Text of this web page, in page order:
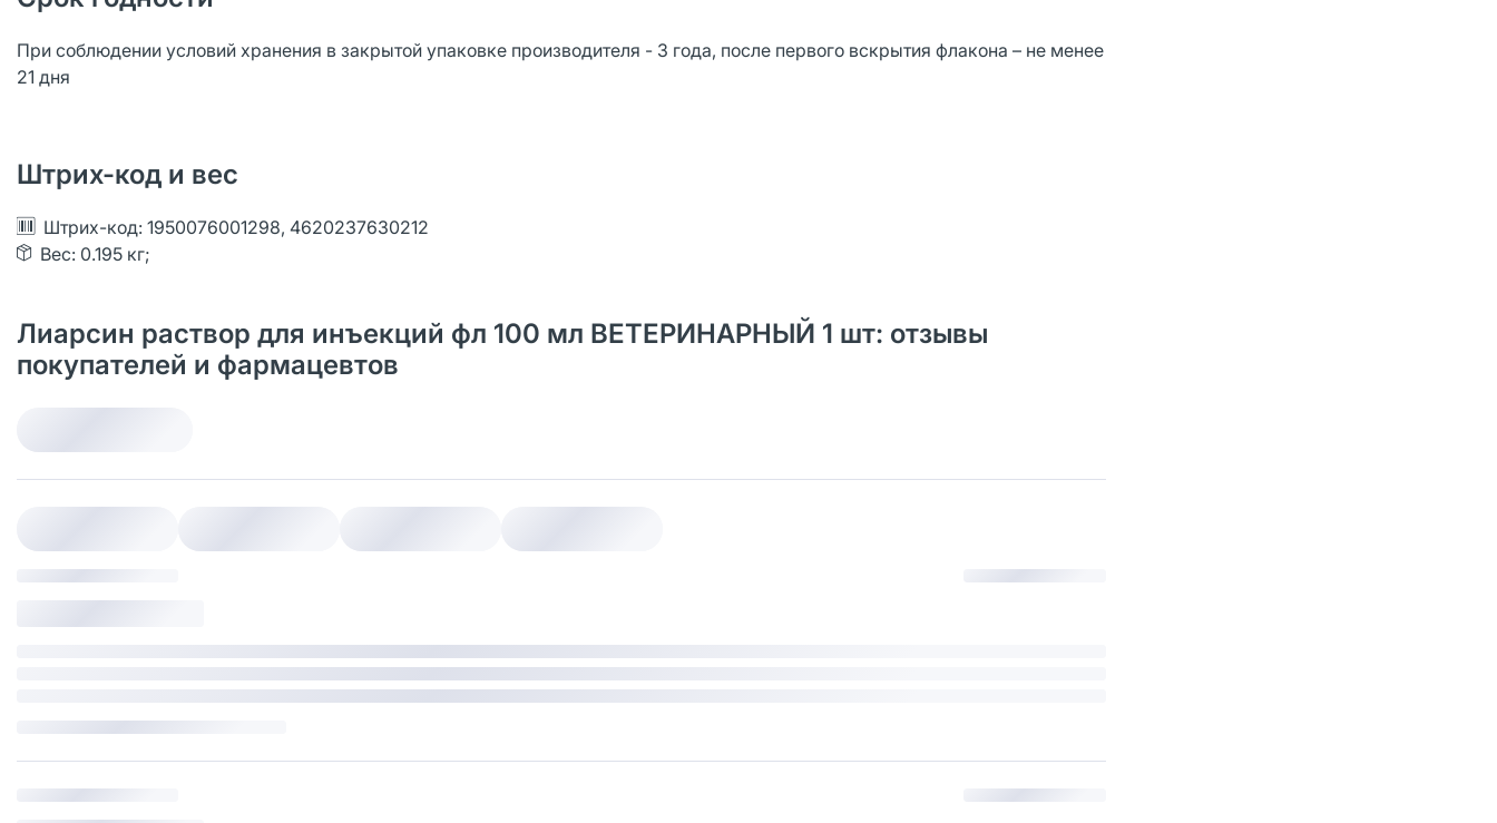
При соблюдении условий хранения в закрытой упаковке производителя - 3 года, после первого вскрытия флакона – не менее
21 дня
Штрих-код и вес
Штрих-код: 1950076001298, 4620237630212
Вес: 0.195 кг;
Лиарсин раствор для инъекций фл 100 мл ВЕТЕРИНАРНЫЙ 1 шт: отзывы
покупателей и фармацевтов